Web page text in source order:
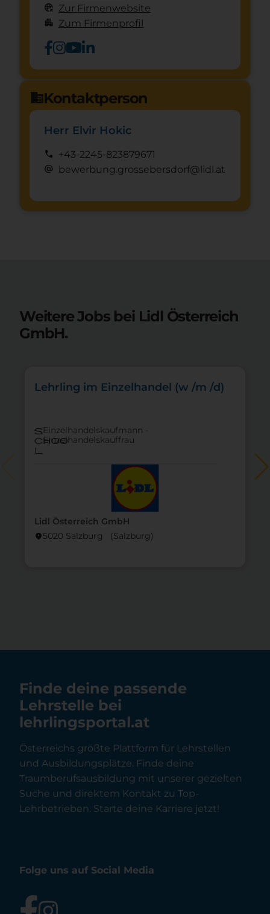
captive_portal Zur Firmenwebsite
apartment Zum Firmenprofil
domainKontaktperson
Herr Elvir Hokic
call +43-2245-823879671
alternate_email bewerbung.grossebersdorf@lidl.at
Weitere Jobs bei Lidl Österreich
GmbH.
Lidl Österreich GmbH
location_on5020 Salzburg (Salzburg)
Lehrling im Einzelhandel (w /m /d)
s
choo
l
Einzelhandelskaufmann -
Einzelhandelskauffrau
Finde deine passende
Lehrstelle bei
lehrlingsportal.at
Österreichs größte Plattform für Lehrstellen
und Ausbildungsplätze. Finde deine
Traumberufsausbildung mit unserer gezielten
Suche und direktem Kontakt zu Top-
Lehrbetrieben. Starte deine Karriere jetzt!
Folge uns auf Social Media